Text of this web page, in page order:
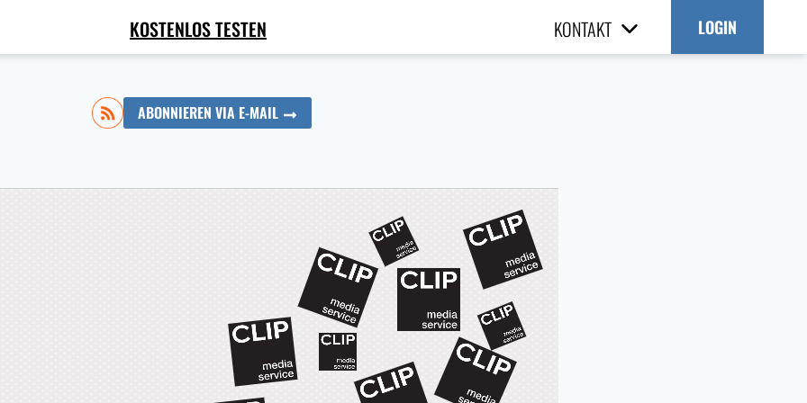
KOSTENLOS TESTEN KONTAKT LOGIN
ABONNIEREN VIA E-MAIL